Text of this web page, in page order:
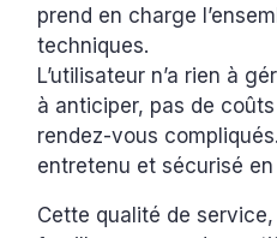
prend en charge
techniques.
L’utilisateur n’a rien à
à anticiper, pas de
rendez-vous
entretenu et sécurisé
Cette qualité de